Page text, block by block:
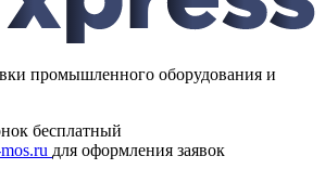
промышленного оборудования и
бесплатный
для оформления заявок